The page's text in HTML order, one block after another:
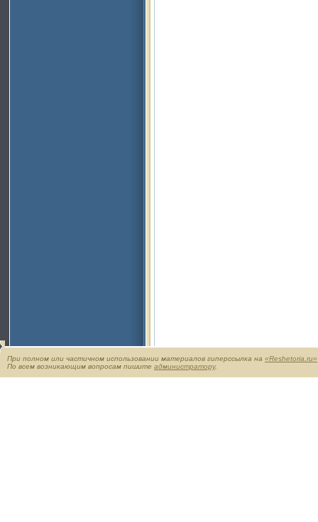
При полном или частичном использовании материалов гиперссылка на «Reshetoria.ru»
По всем возникающим вопросам пишите администратору.